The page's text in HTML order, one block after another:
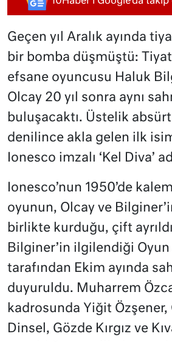
Geçen yıl Aralık ayında
bir bomba düşmüştü:
efsane oyuncusu Haluk
Olcay 20 yıl sonra aynı
buluşacaktı. Üstelik
denilince akla gelen ilk
Ionesco imzalı ‘Kel Diva’
Ionesco’nun 1950’de
oyunun, Olcay ve
birlikte kurduğu, çift
Bilginer’in ilgilendiği
tarafından Ekim ayında
duyuruldu. Muharrem
kadrosunda Yiğit Özşener,
Dinsel, Gözde Kırgız ve